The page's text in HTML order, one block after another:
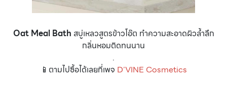
Oat Meal Bath สบู่เหลวสูตรข้าวโอ๊ต ทำความสะอาดผิวล้ำลึก
กลิ่นหอมติดทนนาน
.
📱ตามไปซื้อได้เลยที่เพจ D’VINE Cosmetics